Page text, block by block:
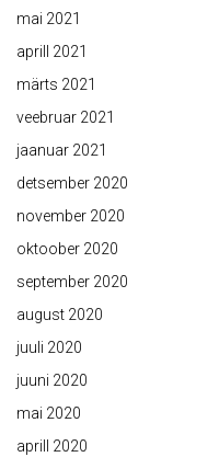
mai 2021
aprill 2021
märts 2021
veebruar 2021
jaanuar 2021
detsember 2020
november 2020
oktoober 2020
september 2020
august 2020
juuli 2020
juuni 2020
mai 2020
aprill 2020